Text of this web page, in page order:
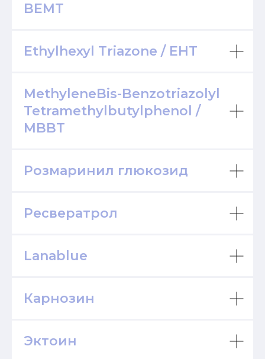
BEMT
Ethylhexyl Triazone / EHT
MethyleneBis-Benzotriazolyl
Tetramethylbutylphenol /
MBBT
Розмаринил глюкозид
Ресвератрол
Lanablue
Карнозин
Эктоин